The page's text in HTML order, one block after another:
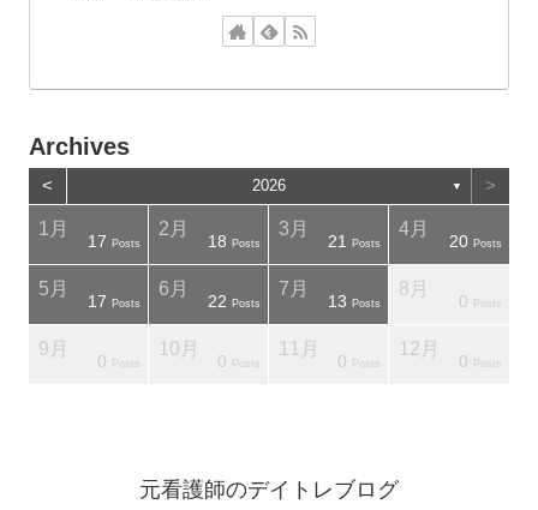
Archives
< 2026 ▼ >
1月
17 Posts
2月
18 Posts
3月
21 Posts
4月
20 Posts
5月
17 Posts
6月
22 Posts
7月
13 Posts
8月
0 Posts
9月
0 Posts
10月
0 Posts
11月
0 Posts
12月
0 Posts
元看護師のデイトレブログ